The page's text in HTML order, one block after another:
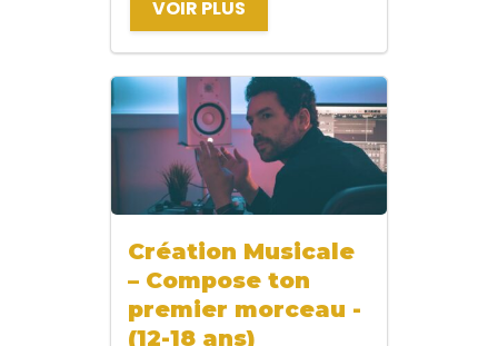
VOIR PLUS
Création Musicale
– Compose ton
premier morceau -
(12-18 ans)